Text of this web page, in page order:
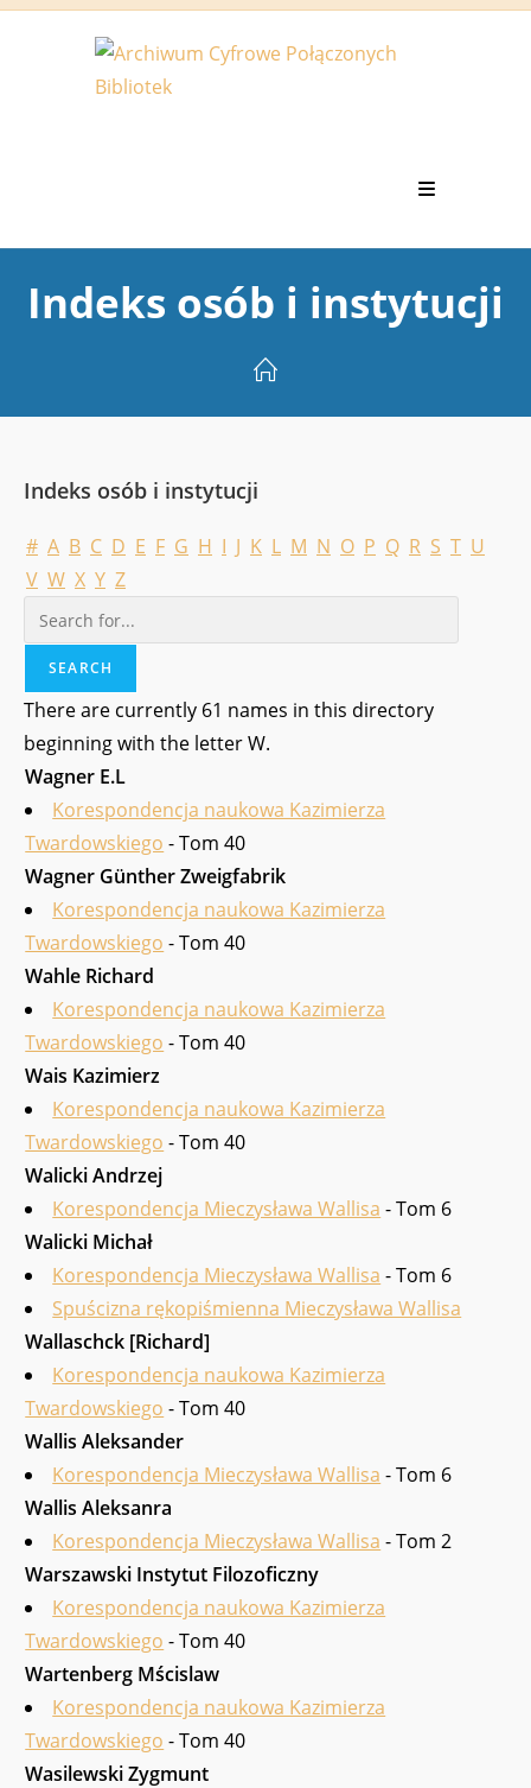
Koniec
Indeks osób i instytucji
Indeks osób i instytucji
# A B C D E F G H I J K L M N O P Q R S T U
V W X Y Z
There are currently 61 names in this directory
beginning with the letter W.
Wagner E.L
Korespondencja naukowa Kazimierza
Twardowskiego - Tom 40
Wagner Günther Zweigfabrik
Korespondencja naukowa Kazimierza
Twardowskiego - Tom 40
Wahle Richard
Korespondencja naukowa Kazimierza
Twardowskiego - Tom 40
Wais Kazimierz
Korespondencja naukowa Kazimierza
Twardowskiego - Tom 40
Walicki Andrzej
Korespondencja Mieczysława Wallisa - Tom 6
Walicki Michał
Korespondencja Mieczysława Wallisa - Tom 6
Spuścizna rękopiśmienna Mieczysława Wallisa
Wallaschck [Richard]
Korespondencja naukowa Kazimierza
Twardowskiego - Tom 40
Wallis Aleksander
Korespondencja Mieczysława Wallisa - Tom 6
Wallis Aleksanra
Korespondencja Mieczysława Wallisa - Tom 2
Warszawski Instytut Filozoficzny
Korespondencja naukowa Kazimierza
Twardowskiego - Tom 40
Wartenberg Mścislaw
Korespondencja naukowa Kazimierza
Twardowskiego - Tom 40
Wasi­lewski Zygmunt